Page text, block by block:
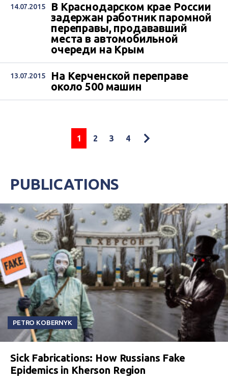
14.07.2015
В Краснодарском крае России
задержан работник паромной
переправы, продававший
места в автомобильной
очереди на Крым
13.07.2015
На Керченской переправе
около 500 машин
1 2 3 4
PUBLICATIONS
PETRO KOBERNYK
Sick Fabrications: How Russians Fake
Epidemics in Kherson Region